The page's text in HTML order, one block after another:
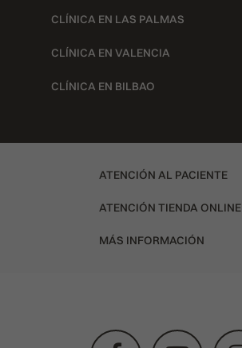
CLÍNICA EN LAS PALMAS
CLÍNICA EN VALENCIA
CLÍNICA EN BILBAO
ATENCIÓN AL PACIENTE
ATENCIÓN TIENDA ONLINE
MÁS INFORMACIÓN